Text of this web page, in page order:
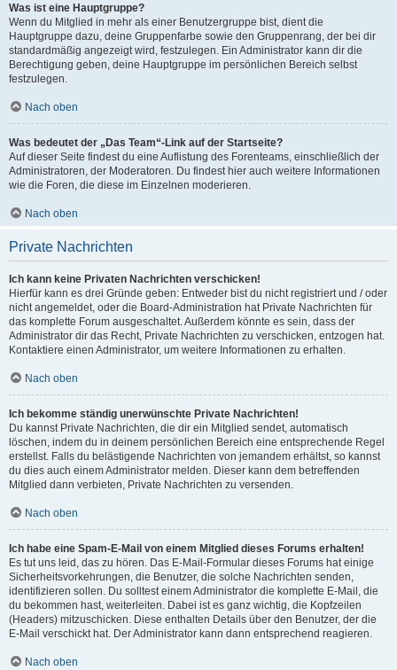
Was ist eine Hauptgruppe?
Wenn du Mitglied in mehr als einer Benutzergruppe bist, dient die
Hauptgruppe dazu, deine Gruppenfarbe sowie den Gruppenrang, der bei dir
standardmäßig angezeigt wird, festzulegen. Ein Administrator kann dir die
Berechtigung geben, deine Hauptgruppe im persönlichen Bereich selbst
festzulegen.
Nach oben
Was bedeutet der „Das Team“-Link auf der Startseite?
Auf dieser Seite findest du eine Auflistung des Forenteams, einschließlich der
Administratoren, der Moderatoren. Du findest hier auch weitere Informationen
wie die Foren, die diese im Einzelnen moderieren.
Nach oben
Private Nachrichten
Ich kann keine Privaten Nachrichten verschicken!
Hierfür kann es drei Gründe geben: Entweder bist du nicht registriert und / oder
nicht angemeldet, oder die Board-Administration hat Private Nachrichten für
das komplette Forum ausgeschaltet. Außerdem könnte es sein, dass der
Administrator dir das Recht, Private Nachrichten zu verschicken, entzogen hat.
Kontaktiere einen Administrator, um weitere Informationen zu erhalten.
Nach oben
Ich bekomme ständig unerwünschte Private Nachrichten!
Du kannst Private Nachrichten, die dir ein Mitglied sendet, automatisch
löschen, indem du in deinem persönlichen Bereich eine entsprechende Regel
erstellst. Falls du belästigende Nachrichten von jemandem erhältst, so kannst
du dies auch einem Administrator melden. Dieser kann dem betreffenden
Mitglied dann verbieten, Private Nachrichten zu versenden.
Nach oben
Ich habe eine Spam-E-Mail von einem Mitglied dieses Forums erhalten!
Es tut uns leid, das zu hören. Das E-Mail-Formular dieses Forums hat einige
Sicherheitsvorkehrungen, die Benutzer, die solche Nachrichten senden,
identifizieren sollen. Du solltest einem Administrator die komplette E-Mail, die
du bekommen hast, weiterleiten. Dabei ist es ganz wichtig, die Kopfzeilen
(Headers) mitzuschicken. Diese enthalten Details über den Benutzer, der die
E-Mail verschickt hat. Der Administrator kann dann entsprechend reagieren.
Nach oben